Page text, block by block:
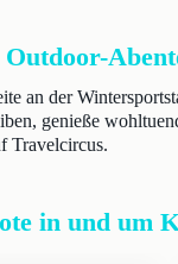
an der
genieße
Travelcircus.
in und um